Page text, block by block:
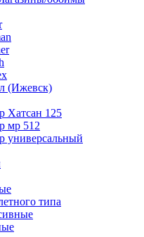
(Ижевск)
Хатсан 125
мр 512
универсальный
типа